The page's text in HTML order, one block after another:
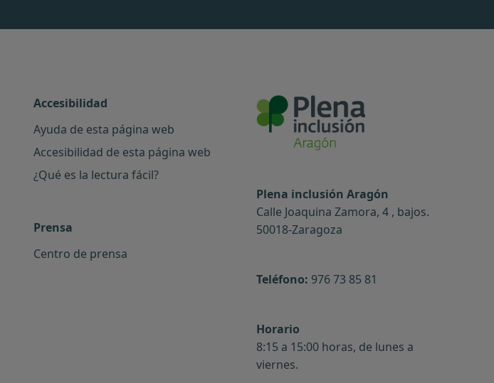
Accesibilidad
Ayuda de esta página web
Accesibilidad de esta página web
¿Qué es la lectura fácil?
Prensa
Centro de prensa
Plena inclusión Aragón
Calle Joaquina Zamora, 4 , bajos.
50018-Zaragoza
Teléfono: 976 73 85 81
Horario
8:15 a 15:00 horas, de lunes a
viernes.